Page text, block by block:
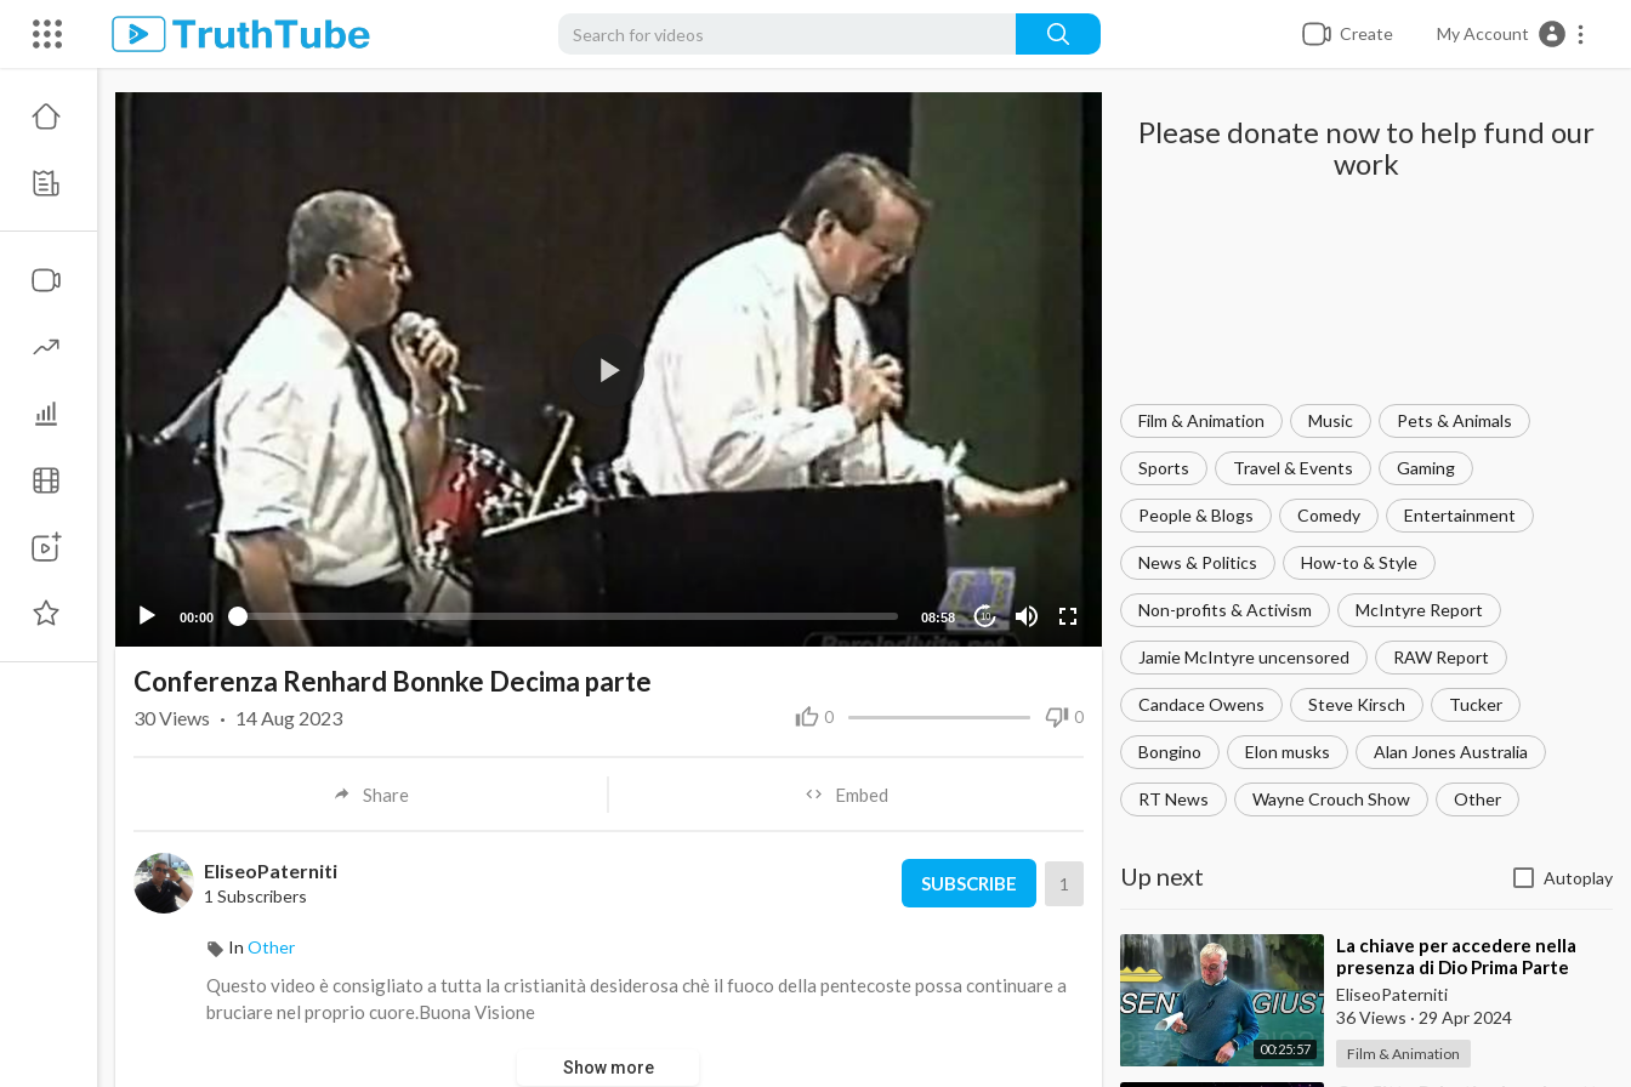
Create My Account
00:00 08:58 10
Please donate now to help fund our
work
Film & Animation Music Pets & Animals
Sports Travel & Events Gaming
People & Blogs Comedy Entertainment
News & Politics How-to & Style
Non-profits & Activism McIntyre Report
Jamie McIntyre uncensored RAW Report
Candace Owens Steve Kirsch Tucker
Bongino Elon musks Alan Jones Australia
RT News Wayne Crouch Show Other
Up next Autoplay
00:25:57
⁣La chiave per accedere nella
presenza di Dio Prima Parte
EliseoPaterniti
36 Views · 29 Apr 2024
Film & Animation
Conferenza Renhard Bonnke Decima parte
0 0
30Views · 14 Aug 2023
Share Embed
EliseoPaterniti
1 Subscribers
SUBSCRIBE 1
In Other
Questo video è consigliato a tutta la cristianità desiderosa chè il fuoco della pentecoste possa continuare a
bruciare nel proprio cuore.Buona Visione
Show more